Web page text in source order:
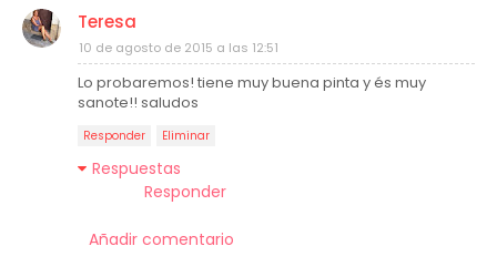
Teresa
10 de agosto de 2015 a las 12:51
Lo probaremos! tiene muy buena pinta y és muy
sanote!! saludos
Responder Eliminar
Respuestas
Responder
Añadir comentario